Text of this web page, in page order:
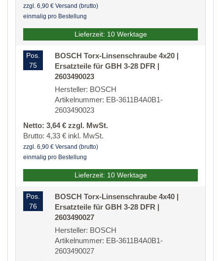
zzgl. 6,90 € Versand (brutto)
einmalig pro Bestellung
Lieferzeit: 10 Werktage
Pos.
75
BOSCH Torx-Linsenschraube 4x20 |
Ersatzteile für GBH 3-28 DFR |
2603490023
Hersteller: BOSCH
Artikelnummer: EB-3611B4A0B1-
2603490023
Netto: 3,64 € zzgl. MwSt.
Brutto: 4,33 € inkl. MwSt.
zzgl. 6,90 € Versand (brutto)
einmalig pro Bestellung
Lieferzeit: 10 Werktage
Pos.
76
BOSCH Torx-Linsenschraube 4x40 |
Ersatzteile für GBH 3-28 DFR |
2603490027
Hersteller: BOSCH
Artikelnummer: EB-3611B4A0B1-
2603490027